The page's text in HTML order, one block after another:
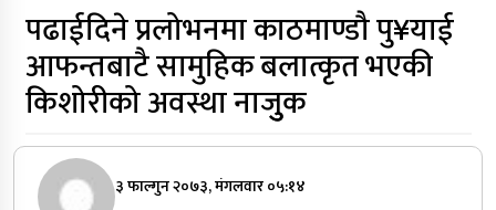
पढाईदिने प्रलोभनमा काठमाण्डौ पु¥याई
आफन्तबाटै सामुहिक बलात्कृत भएकी
किशोरीको अवस्था नाजुुक
३ फाल्गुन २०७३, मंगलवार ०५:१४